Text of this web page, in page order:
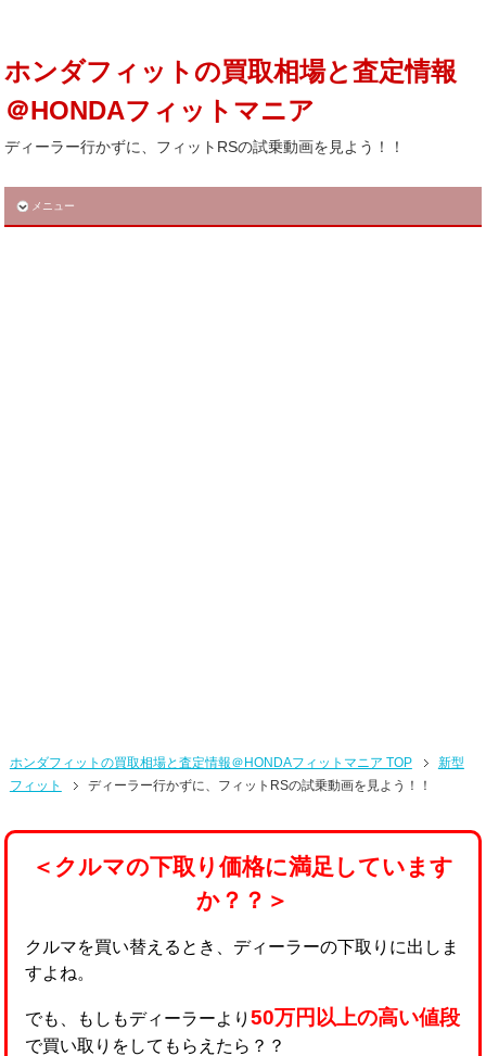
ホンダフィットの買取相場と査定情報
＠HONDAフィットマニア
ディーラー行かずに、フィットRSの試乗動画を見よう！！
メニュー
ホンダフィットの買取相場と査定情報＠HONDAフィットマニア TOP
新型
フィット
ディーラー行かずに、フィットRSの試乗動画を見よう！！
＜クルマの下取り価格に満足しています
か？？＞
クルマを買い替えるとき、ディーラーの下取りに出しま
すよね。
でも、もしもディーラーより50万円以上の高い値段
で買い取りをしてもらえたら？？